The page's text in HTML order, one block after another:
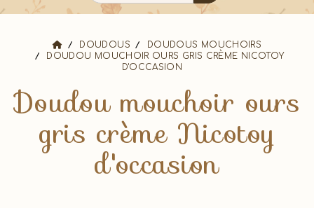
DOUDOUS
DOUDOUS MOUCHOIRS
DOUDOU MOUCHOIR OURS GRIS CRÈME NICOTOY
D'OCCASION
Doudou mouchoir ours
gris crème Nicotoy
d'occasion